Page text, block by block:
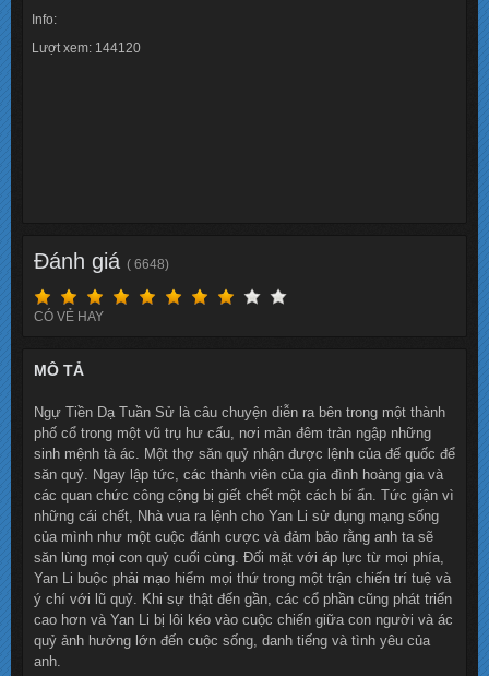
Info:
Lượt xem: 144120
Đánh giá ( 6648)
CÓ VẺ HAY
MÔ TẢ
Ngự Tiền Dạ Tuần Sử là câu chuyện diễn ra bên trong một thành
phố cổ trong một vũ trụ hư cấu, nơi màn đêm tràn ngập những
sinh mệnh tà ác. Một thợ săn quỷ nhận được lệnh của đế quốc để
săn quỷ. Ngay lập tức, các thành viên của gia đình hoàng gia và
các quan chức công cộng bị giết chết một cách bí ẩn. Tức giận vì
những cái chết, Nhà vua ra lệnh cho Yan Li sử dụng mạng sống
của mình như một cuộc đánh cược và đảm bảo rằng anh ta sẽ
săn lùng mọi con quỷ cuối cùng. Đối mặt với áp lực từ mọi phía,
Yan Li buộc phải mạo hiểm mọi thứ trong một trận chiến trí tuệ và
ý chí với lũ quỷ. Khi sự thật đến gần, các cổ phần cũng phát triển
cao hơn và Yan Li bị lôi kéo vào cuộc chiến giữa con người và ác
quỷ ảnh hưởng lớn đến cuộc sống, danh tiếng và tình yêu của
anh.